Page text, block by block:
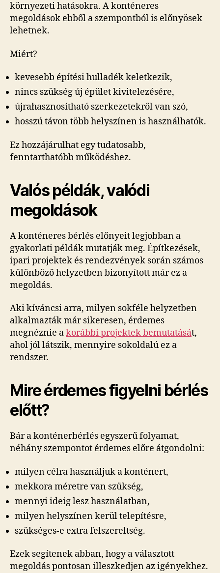
környezeti hatásokra. A konténeres
megoldások ebből a szempontból is előnyösek
lehetnek.
Miért?
kevesebb építési hulladék keletkezik,
nincs szükség új épület kivitelezésére,
újrahasznosítható szerkezetekről van szó,
hosszú távon több helyszínen is használhatók.
Ez hozzájárulhat egy tudatosabb,
fenntarthatóbb működéshez.
Valós példák, valódi
megoldások
A konténeres bérlés előnyeit legjobban a
gyakorlati példák mutatják meg. Építkezések,
ipari projektek és rendezvények során számos
különböző helyzetben bizonyított már ez a
megoldás.
Aki kíváncsi arra, milyen sokféle helyzetben
alkalmazták már sikeresen, érdemes
megnéznie akorábbi projektek bemutatását,
ahol jól látszik, mennyire sokoldalú ez a
rendszer.
Mire érdemes figyelni bérlés
előtt?
Bár a konténerbérlés egyszerű folyamat,
néhány szempontot érdemes előre átgondolni:
milyen célra használjuk a konténert,
mekkora méretre van szükség,
mennyi ideig lesz használatban,
milyen helyszínen kerül telepítésre,
szükséges-e extra felszereltség.
Ezek segítenek abban, hogy a választott
megoldás pontosan illeszkedjen az igényekhez.